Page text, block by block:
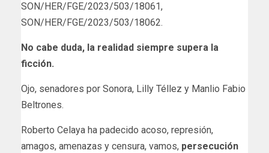
SON/HER/FGE/2023/503/18061,
SON/HER/FGE/2023/503/18062.
No cabe duda, la realidad siempre supera la
ficción.
Ojo, senadores por Sonora, Lilly Téllez y Manlio Fabio
Beltrones.
Roberto Celaya ha padecido acoso, represión,
amagos, amenazas y censura, vamos, persecución